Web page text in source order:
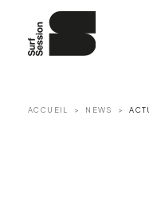
ACCUEIL NEWS